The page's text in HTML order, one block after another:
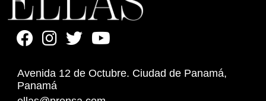
Avenida 12 de Octubre. Ciudad de Panamá,
Panamá